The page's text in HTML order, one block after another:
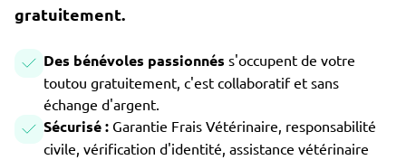
gratuitement.
Des bénévoles passionnés s'occupent de votre
toutou gratuitement, c'est collaboratif et sans
échange d'argent.
Sécurisé : Garantie Frais Vétérinaire, responsabilité
civile, vérification d'identité, assistance vétérinaire